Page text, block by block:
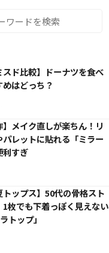
ド比較】ドーナツを食べ
はどっち？
】メイク直しが楽ちん！リ
レットに貼れる「ミラー
利すぎ
トップス】50代の骨格スト
1枚でも下着っぽく見えない
トップ」